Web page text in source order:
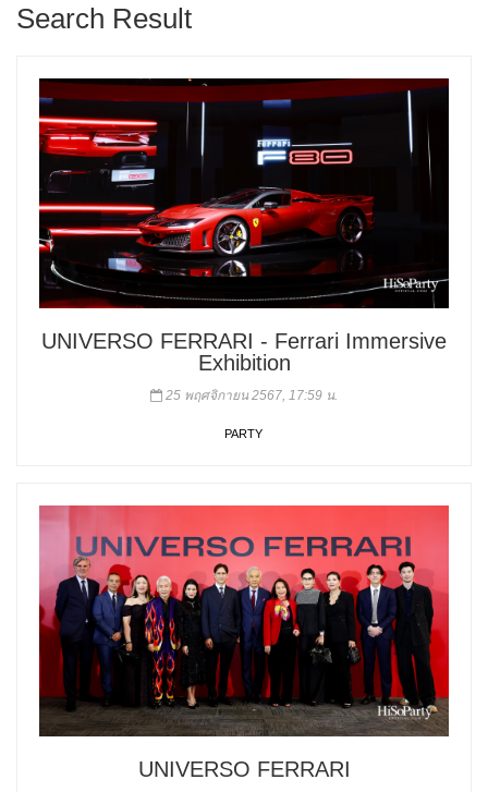
Search Result
UNIVERSO FERRARI - Ferrari Immersive
Exhibition
25 พฤศจิกายน 2567, 17:59 น.
PARTY
UNIVERSO FERRARI